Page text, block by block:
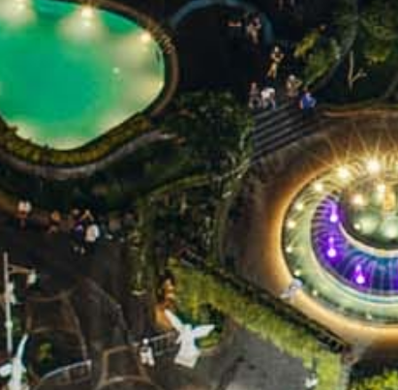
Trải nghiệm kỳ nghỉ sang trọng tại LaChateau Hotel,
268 phòng nghỉ được thiết kế để đáp ứng đa dạng
nhu cầu từ công tác, nghỉ dưỡng đến những kỳ lưu
trú cùng gia đình hay khách đoàn. Từ các hạng
phòng Standard, Double và Twin cho kỳ lưu trú ngắn
ngày, Deluxe Triple, Junior Triple và Family với không
gian rộng rãi cho cả nhóm hoặc gia đình, trong khi
Suite, Grand và President hướng đến những kỳ nghỉ
cao cấp trong không gian vương giả.
Xem chi tiết